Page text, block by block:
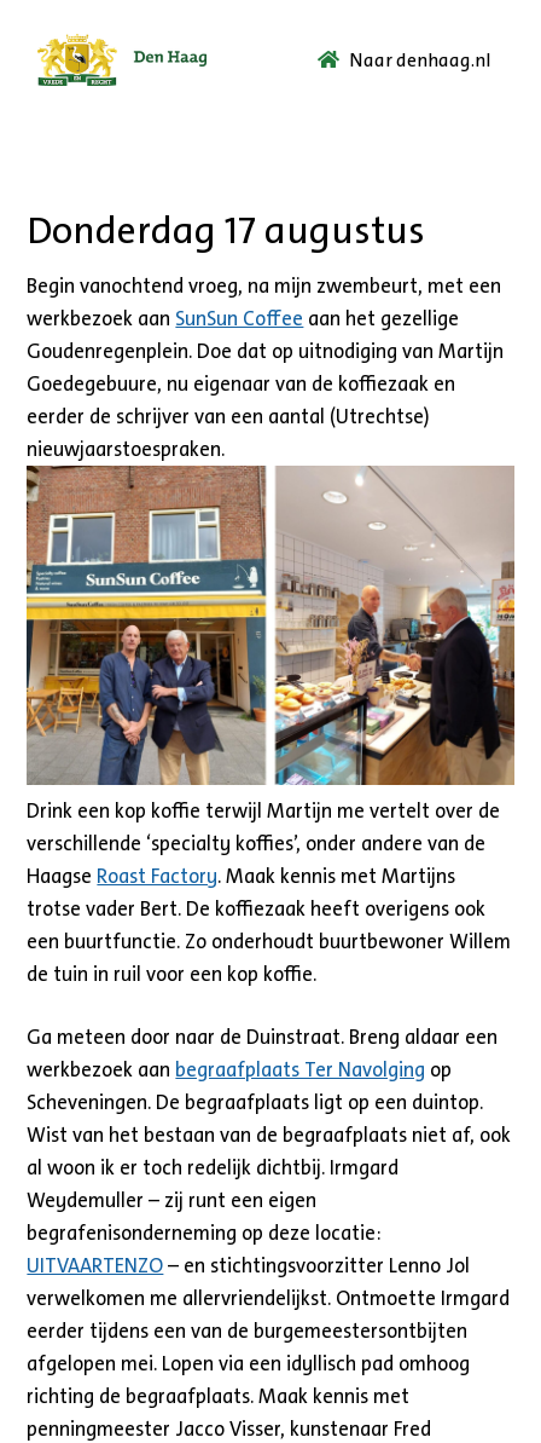
Ga
Naar denhaag.nl
Donderdag 17 augustus
Begin vanochtend vroeg, na mijn zwembeurt, met een
werkbezoek aan SunSun Coffee aan het gezellige
Goudenregenplein. Doe dat op uitnodiging van Martijn
Goedegebuure, nu eigenaar van de koffiezaak en
eerder de schrijver van een aantal (Utrechtse)
nieuwjaarstoespraken.
Drink een kop koffie terwijl Martijn me vertelt over de
verschillende ‘specialty koffies’, onder andere van de
Haagse Roast Factory. Maak kennis met Martijns
trotse vader Bert. De koffiezaak heeft overigens ook
een buurtfunctie. Zo onderhoudt buurtbewoner Willem
de tuin in ruil voor een kop koffie.
Ga meteen door naar de Duinstraat. Breng aldaar een
werkbezoek aan begraafplaats Ter Navolging op
Scheveningen. De begraafplaats ligt op een duintop.
Wist van het bestaan van de begraafplaats niet af, ook
al woon ik er toch redelijk dichtbij. Irmgard
Weydemuller – zij runt een eigen
begrafenisonderneming op deze locatie:
UITVAARTENZO– en stichtingsvoorzitter Lenno Jol
verwelkomen me allervriendelijkst. Ontmoette Irmgard
eerder tijdens een van de burgemeestersontbijten
afgelopen mei. Lopen via een idyllisch pad omhoog
richting de begraafplaats. Maak kennis met
penningmeester Jacco Visser, kunstenaar Fred